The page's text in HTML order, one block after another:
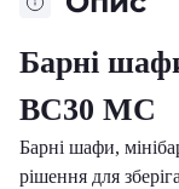
Барні
BC30 MC
Барні шафи,
рішення для